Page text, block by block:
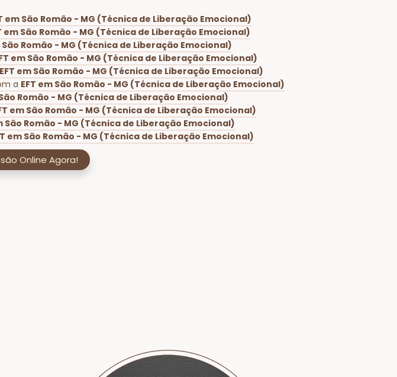
em São Romão - MG (Técnica de Liberação Emocional)
em São Romão - MG (Técnica de Liberação Emocional)
São Romão - MG (Técnica de Liberação Emocional)
em São Romão - MG (Técnica de Liberação Emocional)
EFT em São Romão - MG (Técnica de Liberação Emocional)
a EFT em São Romão - MG (Técnica de Liberação Emocional)
Romão - MG (Técnica de Liberação Emocional)
em São Romão - MG (Técnica de Liberação Emocional)
São Romão - MG (Técnica de Liberação Emocional)
em São Romão - MG (Técnica de Liberação Emocional)
Online Agora!